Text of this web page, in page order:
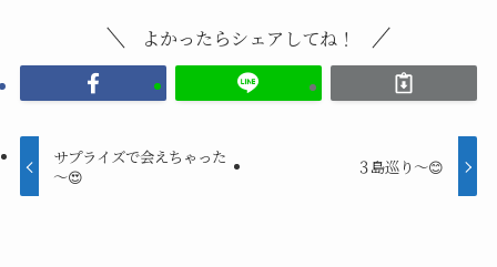
よかったらシェアしてね！
サプライズで会えちゃった
～😍
３島巡り〜😊